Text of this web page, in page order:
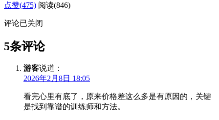
点赞(475) 阅读(846)
评论已关闭
5条评论
游客说道：
2026年2月8日 18:05
看完心里有底了，原来价格差这么多是有原因的，关键
是找到靠谱的训练师和方法。